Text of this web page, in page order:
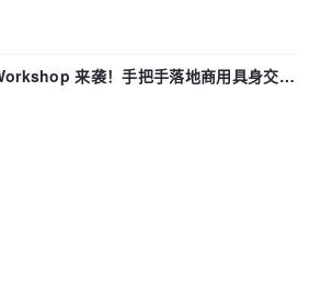
来袭！手把手落地商用具身交互